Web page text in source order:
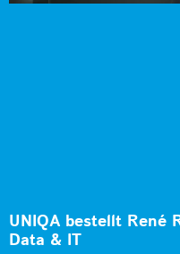
UNIQA bestellt René
Data & IT